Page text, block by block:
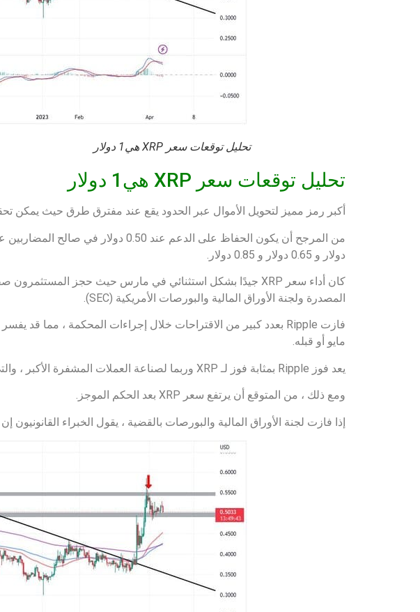
تحليل توقعات سعر XRP هي1 دولار
تحليل توقعات سعر XRP هي1 دولار
أكبر رمز مميز لتحويل الأموال عبر الحدود يقع عند مفترق طرق حيث يمكن
دولار و 0.65 دولار و 0.85 دولار.
المصدرة ولجنة الأوراق المالية والبورصات الأمريكية (SEC).
مايو أو قبله.
يعد فوز Ripple بمثابة فوز لـ XRP وربما لصناعة العملات المشفرة الأكبر ، والتي كانت تواجه ضغوطًا تنظيمية متزايدة ، خاصة من الولايات المتحدة.
ومع ذلك ، من المتوقع أن يرتفع سعر XRP بعد الحكم الموجز.
إذا فازت لجنة الأوراق المالية والبورصات بالقضية ، يقول الخبراء